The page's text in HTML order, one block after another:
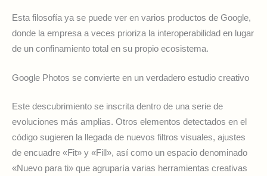
Esta filosofía ya se puede ver en varios productos de Google,
donde la empresa a veces prioriza la interoperabilidad en lugar
de un confinamiento total en su propio ecosistema.
Google Photos se convierte en un verdadero estudio creativo
Este descubrimiento se inscrita dentro de una serie de
evoluciones más amplias. Otros elementos detectados en el
código sugieren la llegada de nuevos filtros visuales, ajustes
de encuadre «Fit» y «Fill», así como un espacio denominado
«Nuevo para ti» que agruparía varias herramientas creativas